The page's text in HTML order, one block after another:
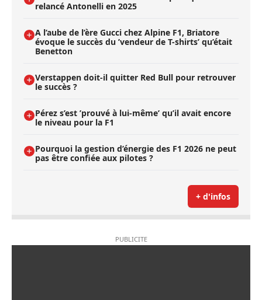
relancé Antonelli en 2025
A l’aube de l’ère Gucci chez Alpine F1, Briatore
évoque le succès du ’vendeur de T-shirts’ qu’était
Benetton
Verstappen doit-il quitter Red Bull pour retrouver
le succès ?
Pérez s’est ’prouvé à lui-même’ qu’il avait encore
le niveau pour la F1
Pourquoi la gestion d’énergie des F1 2026 ne peut
pas être confiée aux pilotes ?
+ d'infos